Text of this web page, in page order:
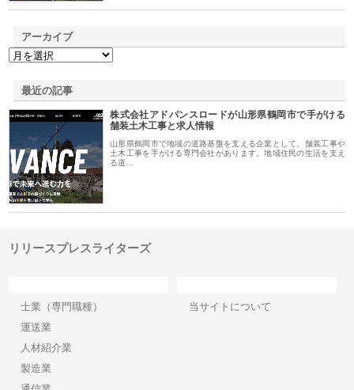
アーカイブ
最近の記事
株式会社アドバンスロードが山形県鶴岡市で手がける
舗装土木工事と求人情報
山形県鶴岡市で地域の道路基盤を支える企業として、舗装工事や
土木工事を手がける専門会社があります。地域住民の生活を支え
る道…
リリースプレスライターズ
士業（専門職種）
運送業
人材紹介業
製造業
当サイトについて